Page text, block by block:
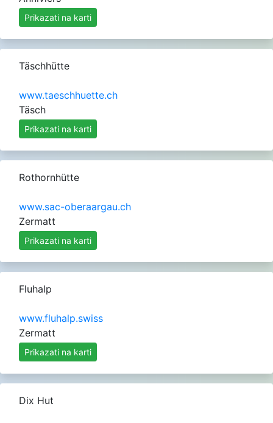
Prikazati na karti
Täschhütte
www.taeschhuette.ch
Täsch
Prikazati na karti
Rothornhütte
www.sac-oberaargau.ch
Zermatt
Prikazati na karti
Fluhalp
www.fluhalp.swiss
Zermatt
Prikazati na karti
Dix Hut